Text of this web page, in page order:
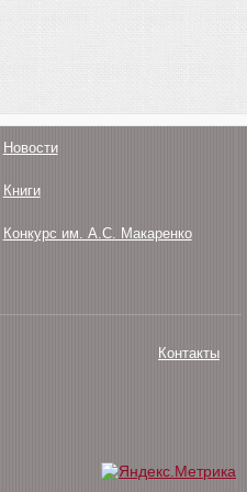
Новости
Книги
Конкурс им. А.С. Макаренко
Контакты